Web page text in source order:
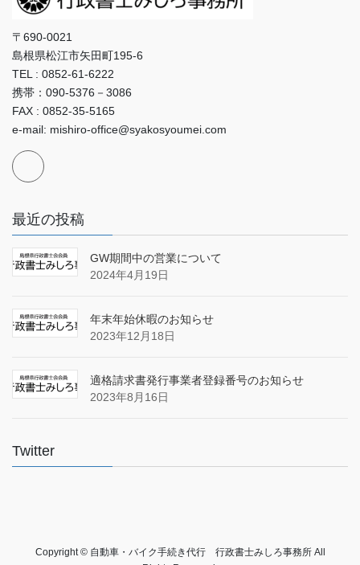
〒690-0021
島根県松江市矢田町195-6
TEL : 0852-61-6222
携帯：090-5376－3086
FAX : 0852-35-5165
e-mail: mishiro-office@syakosyoumei.com
最近の投稿
GW期間中の営業について
2024年4月19日
年末年始休暇のお知らせ
2023年12月18日
適格請求書発行事業者登録番号のお知らせ
2023年8月16日
Twitter
Copyright © 自動車・バイク手続き代行 行政書士みしろ事務所 All